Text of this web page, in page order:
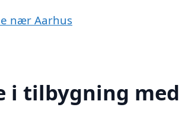
nær Aarhus
i tilbygning med